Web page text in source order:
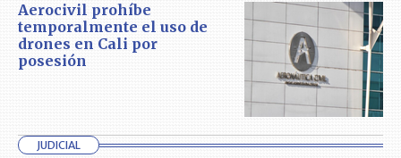
Aerocivil prohíbe
temporalmente el uso de
drones en Cali por
posesión
JUDICIAL